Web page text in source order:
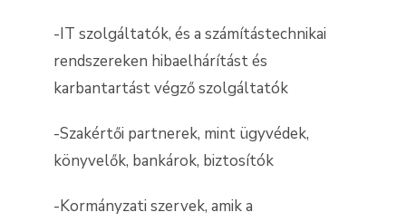
-IT szolgáltatók, és a számítástechnikai
rendszereken hibaelhárítást és
karbantartást végző szolgáltatók
-Szakértői partnerek, mint ügyvédek,
könyvelők, bankárok, biztosítók
-Kormányzati szervek, amik a